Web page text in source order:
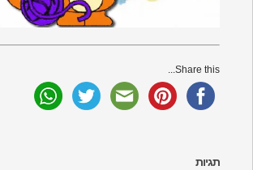
Share this...
תגיות